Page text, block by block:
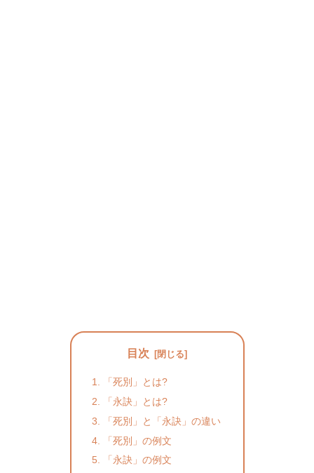
目次
「死別」とは?
「永訣」とは?
「死別」と「永訣」の違い
「死別」の例文
「永訣」の例文